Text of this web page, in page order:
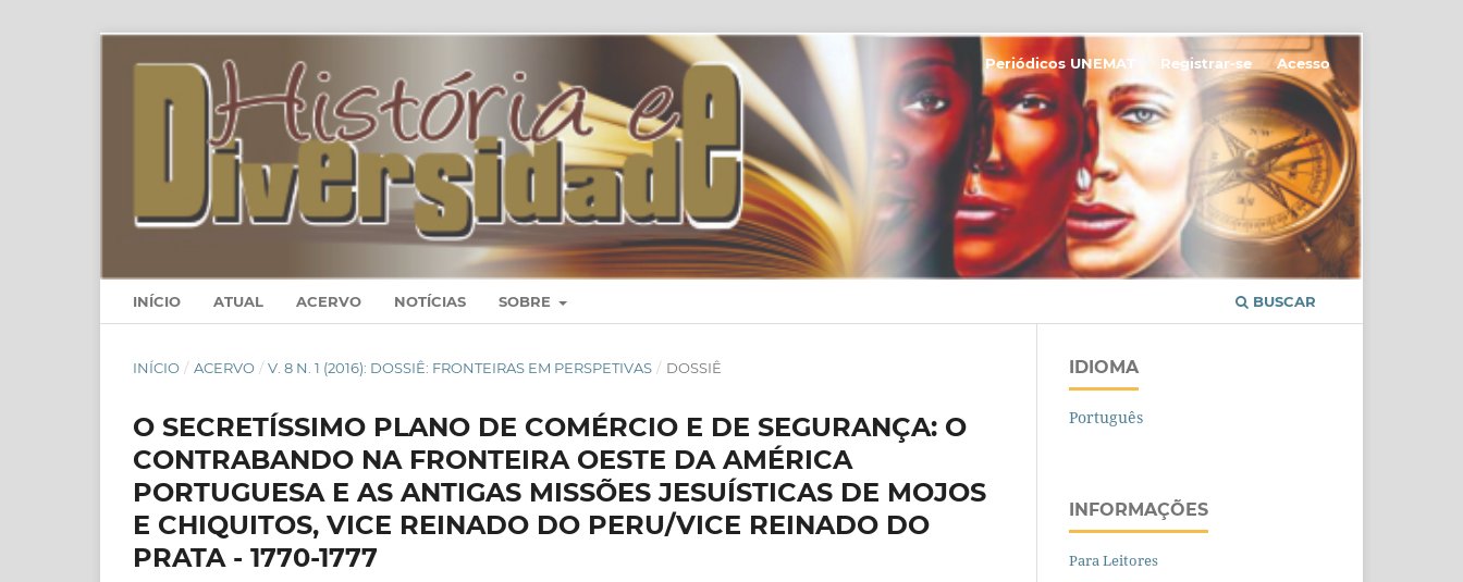
INÍCIO ATUAL ACERVO NOTÍCIAS SOBRE BUSCAR
Periódicos UNEMAT Registrar-se Acesso
INÍCIO / ACERVO / V. 8 N. 1 (2016): DOSSIÊ: FRONTEIRAS EM PERSPETIVAS / DOSSIÊ
O SECRETÍSSIMO PLANO DE COMÉRCIO E DE SEGURANÇA: O
CONTRABANDO NA FRONTEIRA OESTE DA AMÉRICA
PORTUGUESA E AS ANTIGAS MISSÕES JESUÍSTICAS DE MOJOS
E CHIQUITOS, VICE REINADO DO PERU/VICE REINADO DO
PRATA - 1770-1777
IDIOMA
Português
INFORMAÇÕES
Para Leitores